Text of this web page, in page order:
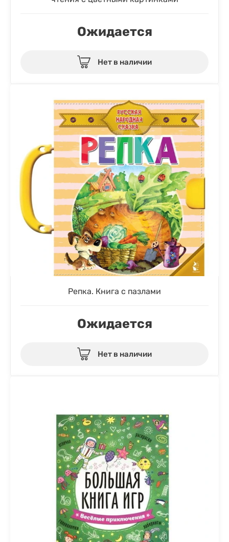
Ожидается
Нет в наличии
Репка. Книга с пазлами
Ожидается
Нет в наличии